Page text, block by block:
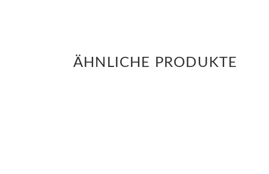
ÄHNLICHE PRODUKTE